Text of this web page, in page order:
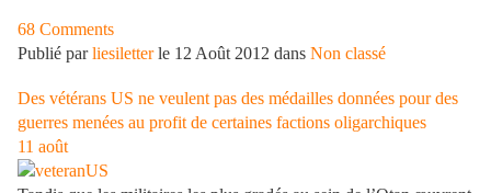
68 Comments
Publié parliesiletterle 12 Août 2012 dans Non classé
Des vétérans US ne veulent pas des médailles données pour des
guerres menées au profit de certaines factions oligarchiques
11 août